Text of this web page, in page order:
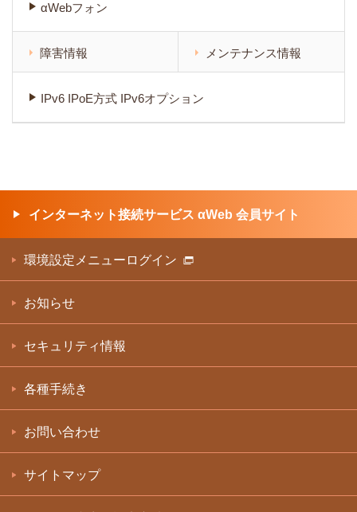
αWebフォン
障害情報 メンテナンス情報
IPv6 IPoE方式 IPv6オプション
インターネット接続サービス αWeb 会員サイト
環境設定メニューログイン
お知らせ
セキュリティ情報
各種手続き
お問い合わせ
サイトマップ